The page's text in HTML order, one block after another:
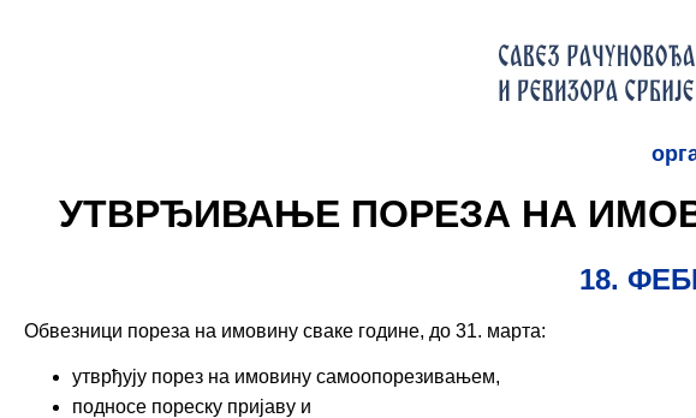
УТВРЂИВАЊЕ ПОРЕЗА НА
18.
Обвезници пореза на имовину сваке године, до 31. марта:
утврђују порез на имовину самоопорезивањем,
подносе пореску пријаву и